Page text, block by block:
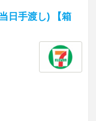
日手渡し) 【箱